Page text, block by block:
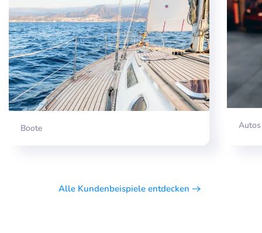
Boote Autos
Alle Kundenbeispiele entdecken